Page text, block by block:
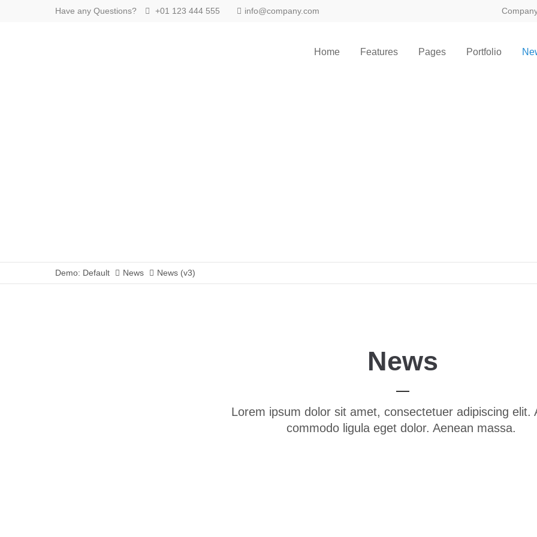
Have any Questions? +01 123 444 555 info@company.com
Home Features Pages Portfolio
Demo: Default News News (v3)
News
Lorem ipsum dolor sit amet, consectetuer adipiscing elit.
commodo ligula eget dolor. Aenean massa.